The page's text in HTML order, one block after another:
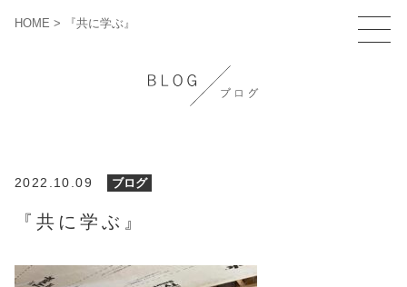
HOME > 『共に学ぶ』
2022.10.09 ブログ
『共に学ぶ』